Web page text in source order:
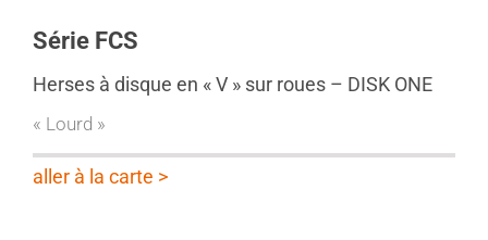
Série FCS
Herses à disque en « V » sur roues – DISK ONE
« Lourd »
aller à la carte >